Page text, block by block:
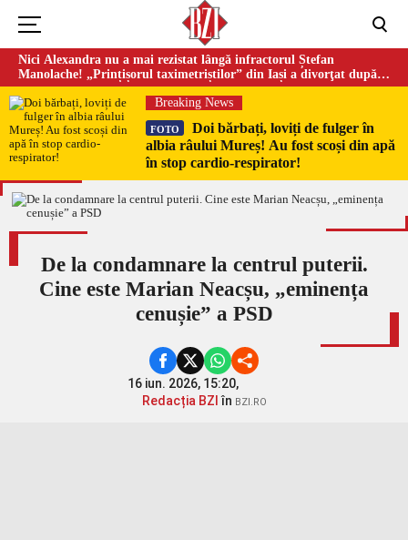
Nici Alexandra nu a mai rezistat lângă infractorul Ștefan
Manolache! „Prințișorul taximetriștilor” din Iași a divorţat după
doi ani de căsnicie
Breaking News
FOTO
Doi bărbați, loviți de fulger în
albia râului Mureș! Au fost scoși din apă
în stop cardio-respirator!
De la condamnare la centrul puterii.
Cine este Marian Neacșu, „eminența
cenușie” a PSD
16 iun. 2026, 15:20,
Redacția BZI în BZI.RO